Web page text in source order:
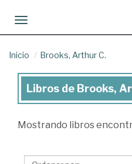
Toggle navigation
Inicio Brooks, Arthur C.
Libros
Brooks,
Libros de Brooks,
Mostrando libros